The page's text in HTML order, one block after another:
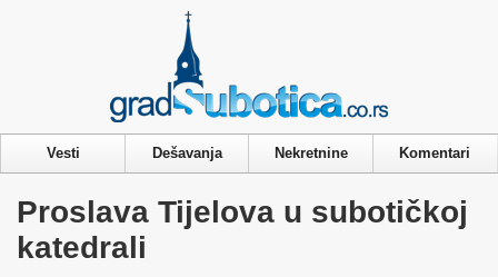
Vesti Dešavanja Nekretnine Komentari
Proslava Tijelova u subotičkoj
katedrali
Privacy & Cookies Policy